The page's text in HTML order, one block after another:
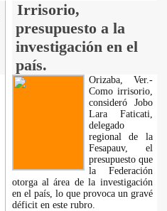
Irrisorio,
presupuesto a la
investigación en el
país.
Orizaba, Ver.-
Como irrisorio,
consideró Jobo
Lara Faticati,
delegado
regional de la
Fesapauv, el
presupuesto que
la Federación
otorga al área de la investigación
en el país, lo que provoca un gravé
déficit en este rubro.